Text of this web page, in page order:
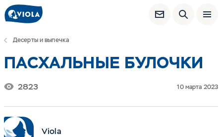
Десерты и выпечка
ПАСХАЛЬНЫЕ БУЛОЧКИ
2823 10 марта 2023
Viola